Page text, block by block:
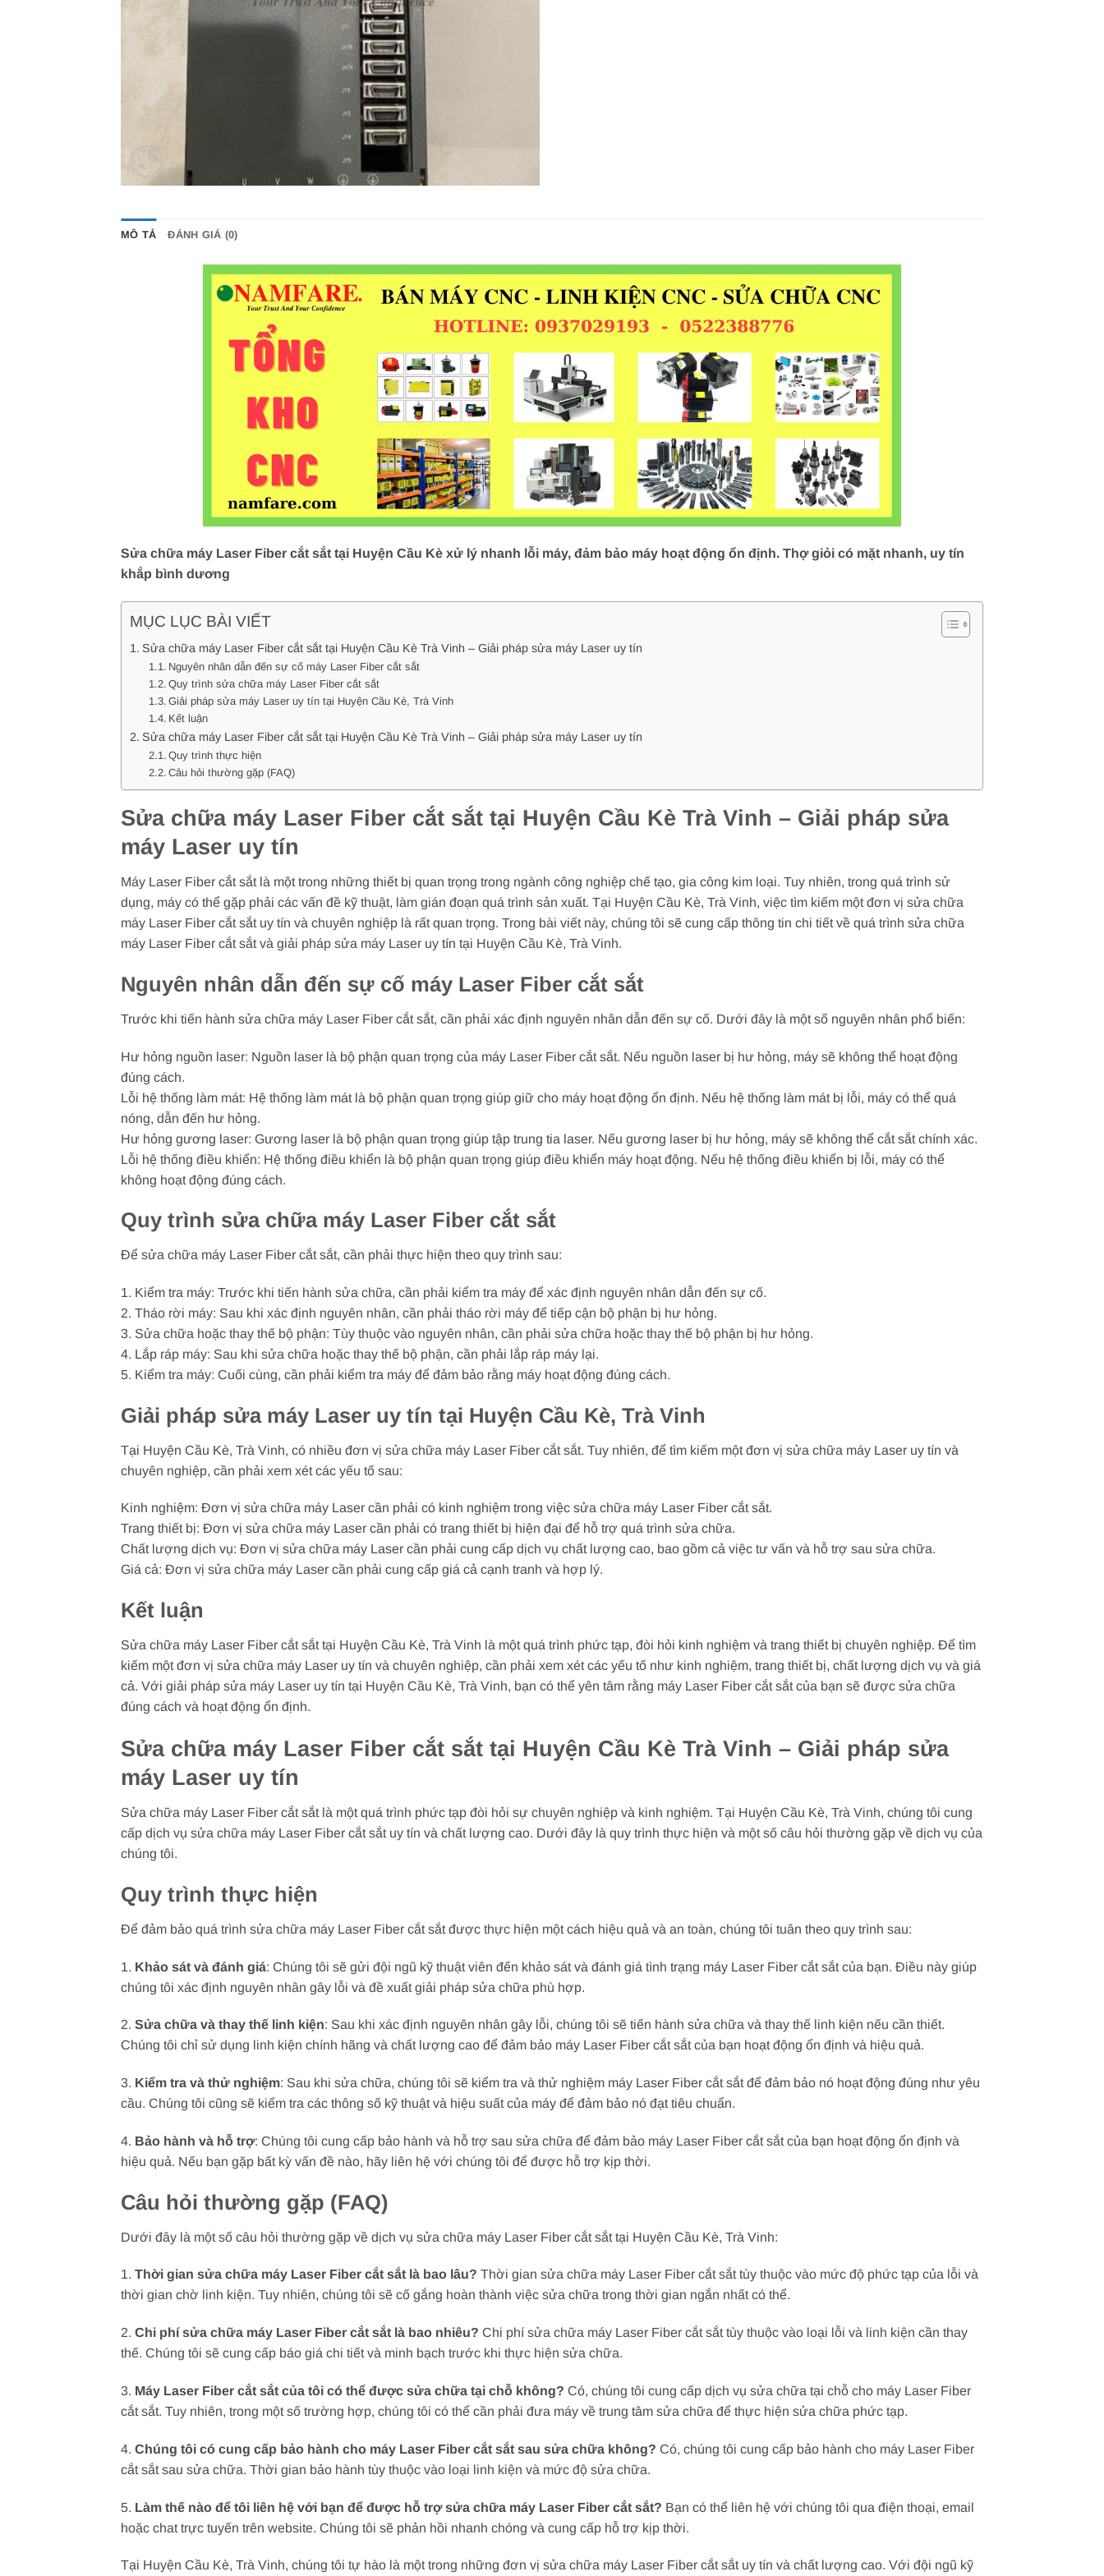
MÔ TẢ ĐÁNH GIÁ (0)
Sửa chữa máy Laser Fiber cắt sắt tại Huyện Cầu Kè xử lý nhanh lỗi máy, đảm bảo máy hoạt động ổn định. Thợ giỏi có mặt nhanh, uy tín
khắp bình dương
MỤC LỤC BÀI VIẾT
Sửa chữa máy Laser Fiber cắt sắt tại Huyện Cầu Kè Trà Vinh – Giải pháp sửa máy Laser uy tín
Nguyên nhân dẫn đến sự cố máy Laser Fiber cắt sắt
Quy trình sửa chữa máy Laser Fiber cắt sắt
Giải pháp sửa máy Laser uy tín tại Huyện Cầu Kè, Trà Vinh
Kết luận
Sửa chữa máy Laser Fiber cắt sắt tại Huyện Cầu Kè Trà Vinh – Giải pháp sửa máy Laser uy tín
Quy trình thực hiện
Câu hỏi thường gặp (FAQ)
Sửa chữa máy Laser Fiber cắt sắt tại Huyện Cầu Kè Trà Vinh – Giải pháp sửa
máy Laser uy tín
Máy Laser Fiber cắt sắt là một trong những thiết bị quan trọng trong ngành công nghiệp chế tạo, gia công kim loại. Tuy nhiên, trong quá trình sử
dụng, máy có thể gặp phải các vấn đề kỹ thuật, làm gián đoạn quá trình sản xuất. Tại Huyện Cầu Kè, Trà Vinh, việc tìm kiếm một đơn vị sửa chữa
máy Laser Fiber cắt sắt uy tín và chuyên nghiệp là rất quan trọng. Trong bài viết này, chúng tôi sẽ cung cấp thông tin chi tiết về quá trình sửa chữa
máy Laser Fiber cắt sắt và giải pháp sửa máy Laser uy tín tại Huyện Cầu Kè, Trà Vinh.
Nguyên nhân dẫn đến sự cố máy Laser Fiber cắt sắt
Trước khi tiến hành sửa chữa máy Laser Fiber cắt sắt, cần phải xác định nguyên nhân dẫn đến sự cố. Dưới đây là một số nguyên nhân phổ biến:
Hư hỏng nguồn laser: Nguồn laser là bộ phận quan trọng của máy Laser Fiber cắt sắt. Nếu nguồn laser bị hư hỏng, máy sẽ không thể hoạt động
đúng cách.
Lỗi hệ thống làm mát: Hệ thống làm mát là bộ phận quan trọng giúp giữ cho máy hoạt động ổn định. Nếu hệ thống làm mát bị lỗi, máy có thể quá
nóng, dẫn đến hư hỏng.
Hư hỏng gương laser: Gương laser là bộ phận quan trọng giúp tập trung tia laser. Nếu gương laser bị hư hỏng, máy sẽ không thể cắt sắt chính xác.
Lỗi hệ thống điều khiển: Hệ thống điều khiển là bộ phận quan trọng giúp điều khiển máy hoạt động. Nếu hệ thống điều khiển bị lỗi, máy có thể
không hoạt động đúng cách.
Quy trình sửa chữa máy Laser Fiber cắt sắt
Để sửa chữa máy Laser Fiber cắt sắt, cần phải thực hiện theo quy trình sau:
1. Kiểm tra máy: Trước khi tiến hành sửa chữa, cần phải kiểm tra máy để xác định nguyên nhân dẫn đến sự cố.
2. Tháo rời máy: Sau khi xác định nguyên nhân, cần phải tháo rời máy để tiếp cận bộ phận bị hư hỏng.
3. Sửa chữa hoặc thay thế bộ phận: Tùy thuộc vào nguyên nhân, cần phải sửa chữa hoặc thay thế bộ phận bị hư hỏng.
4. Lắp ráp máy: Sau khi sửa chữa hoặc thay thế bộ phận, cần phải lắp ráp máy lại.
5. Kiểm tra máy: Cuối cùng, cần phải kiểm tra máy để đảm bảo rằng máy hoạt động đúng cách.
Giải pháp sửa máy Laser uy tín tại Huyện Cầu Kè, Trà Vinh
Tại Huyện Cầu Kè, Trà Vinh, có nhiều đơn vị sửa chữa máy Laser Fiber cắt sắt. Tuy nhiên, để tìm kiếm một đơn vị sửa chữa máy Laser uy tín và
chuyên nghiệp, cần phải xem xét các yếu tố sau:
Kinh nghiệm: Đơn vị sửa chữa máy Laser cần phải có kinh nghiệm trong việc sửa chữa máy Laser Fiber cắt sắt.
Trang thiết bị: Đơn vị sửa chữa máy Laser cần phải có trang thiết bị hiện đại để hỗ trợ quá trình sửa chữa.
Chất lượng dịch vụ: Đơn vị sửa chữa máy Laser cần phải cung cấp dịch vụ chất lượng cao, bao gồm cả việc tư vấn và hỗ trợ sau sửa chữa.
Giá cả: Đơn vị sửa chữa máy Laser cần phải cung cấp giá cả cạnh tranh và hợp lý.
Kết luận
Sửa chữa máy Laser Fiber cắt sắt tại Huyện Cầu Kè, Trà Vinh là một quá trình phức tạp, đòi hỏi kinh nghiệm và trang thiết bị chuyên nghiệp. Để tìm
kiếm một đơn vị sửa chữa máy Laser uy tín và chuyên nghiệp, cần phải xem xét các yếu tố như kinh nghiệm, trang thiết bị, chất lượng dịch vụ và giá
cả. Với giải pháp sửa máy Laser uy tín tại Huyện Cầu Kè, Trà Vinh, bạn có thể yên tâm rằng máy Laser Fiber cắt sắt của bạn sẽ được sửa chữa
đúng cách và hoạt động ổn định.
Sửa chữa máy Laser Fiber cắt sắt tại Huyện Cầu Kè Trà Vinh – Giải pháp sửa
máy Laser uy tín
Sửa chữa máy Laser Fiber cắt sắt là một quá trình phức tạp đòi hỏi sự chuyên nghiệp và kinh nghiệm. Tại Huyện Cầu Kè, Trà Vinh, chúng tôi cung
cấp dịch vụ sửa chữa máy Laser Fiber cắt sắt uy tín và chất lượng cao. Dưới đây là quy trình thực hiện và một số câu hỏi thường gặp về dịch vụ của
chúng tôi.
Quy trình thực hiện
Để đảm bảo quá trình sửa chữa máy Laser Fiber cắt sắt được thực hiện một cách hiệu quả và an toàn, chúng tôi tuân theo quy trình sau:
1. Khảo sát và đánh giá: Chúng tôi sẽ gửi đội ngũ kỹ thuật viên đến khảo sát và đánh giá tình trạng máy Laser Fiber cắt sắt của bạn. Điều này giúp
chúng tôi xác định nguyên nhân gây lỗi và đề xuất giải pháp sửa chữa phù hợp.
2. Sửa chữa và thay thế linh kiện: Sau khi xác định nguyên nhân gây lỗi, chúng tôi sẽ tiến hành sửa chữa và thay thế linh kiện nếu cần thiết.
Chúng tôi chỉ sử dụng linh kiện chính hãng và chất lượng cao để đảm bảo máy Laser Fiber cắt sắt của bạn hoạt động ổn định và hiệu quả.
3. Kiểm tra và thử nghiệm: Sau khi sửa chữa, chúng tôi sẽ kiểm tra và thử nghiệm máy Laser Fiber cắt sắt để đảm bảo nó hoạt động đúng như yêu
cầu. Chúng tôi cũng sẽ kiểm tra các thông số kỹ thuật và hiệu suất của máy để đảm bảo nó đạt tiêu chuẩn.
4. Bảo hành và hỗ trợ: Chúng tôi cung cấp bảo hành và hỗ trợ sau sửa chữa để đảm bảo máy Laser Fiber cắt sắt của bạn hoạt động ổn định và
hiệu quả. Nếu bạn gặp bất kỳ vấn đề nào, hãy liên hệ với chúng tôi để được hỗ trợ kịp thời.
Câu hỏi thường gặp (FAQ)
Dưới đây là một số câu hỏi thường gặp về dịch vụ sửa chữa máy Laser Fiber cắt sắt tại Huyện Cầu Kè, Trà Vinh:
1. Thời gian sửa chữa máy Laser Fiber cắt sắt là bao lâu? Thời gian sửa chữa máy Laser Fiber cắt sắt tùy thuộc vào mức độ phức tạp của lỗi và
thời gian chờ linh kiện. Tuy nhiên, chúng tôi sẽ cố gắng hoàn thành việc sửa chữa trong thời gian ngắn nhất có thể.
2. Chi phí sửa chữa máy Laser Fiber cắt sắt là bao nhiêu? Chi phí sửa chữa máy Laser Fiber cắt sắt tùy thuộc vào loại lỗi và linh kiện cần thay
thế. Chúng tôi sẽ cung cấp báo giá chi tiết và minh bạch trước khi thực hiện sửa chữa.
3. Máy Laser Fiber cắt sắt của tôi có thể được sửa chữa tại chỗ không? Có, chúng tôi cung cấp dịch vụ sửa chữa tại chỗ cho máy Laser Fiber
cắt sắt. Tuy nhiên, trong một số trường hợp, chúng tôi có thể cần phải đưa máy về trung tâm sửa chữa để thực hiện sửa chữa phức tạp.
4. Chúng tôi có cung cấp bảo hành cho máy Laser Fiber cắt sắt sau sửa chữa không? Có, chúng tôi cung cấp bảo hành cho máy Laser Fiber
cắt sắt sau sửa chữa. Thời gian bảo hành tùy thuộc vào loại linh kiện và mức độ sửa chữa.
5. Làm thế nào để tôi liên hệ với bạn để được hỗ trợ sửa chữa máy Laser Fiber cắt sắt? Bạn có thể liên hệ với chúng tôi qua điện thoại, email
hoặc chat trực tuyến trên website. Chúng tôi sẽ phản hồi nhanh chóng và cung cấp hỗ trợ kịp thời.
Tại Huyện Cầu Kè, Trà Vinh, chúng tôi tự hào là một trong những đơn vị sửa chữa máy Laser Fiber cắt sắt uy tín và chất lượng cao. Với đội ngũ kỹ